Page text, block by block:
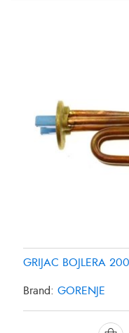
GRIJAC BOJLERA
Brand: GORENJE
GRIJAC FRIZIDERA
Brand: SAMSUNG
GRIJAC FRIZIDERA
Brand: SAMSUNG